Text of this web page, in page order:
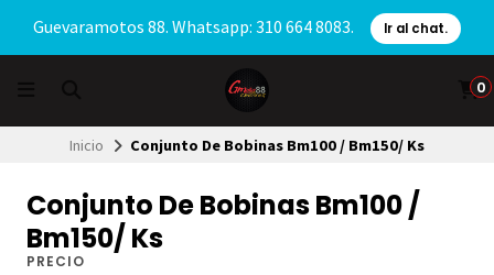
Guevaramotos 88. Whatsapp: 310 664 8083. Ir al chat.
0
Inicio Conjunto De Bobinas Bm100 / Bm150/ Ks
Conjunto De Bobinas Bm100 /
Bm150/ Ks
PRECIO